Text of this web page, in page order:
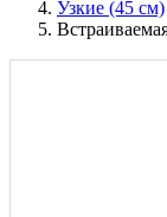
Узкие (45 см)